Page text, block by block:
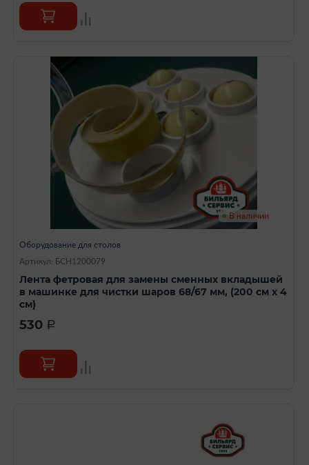
В наличии
Оборудование для столов
Артикул: БСН1200079
Лента фетровая для замены сменных вкладышей
в машинке для чистки шаров 68/67 мм, (200 см х 4
см)
530 a